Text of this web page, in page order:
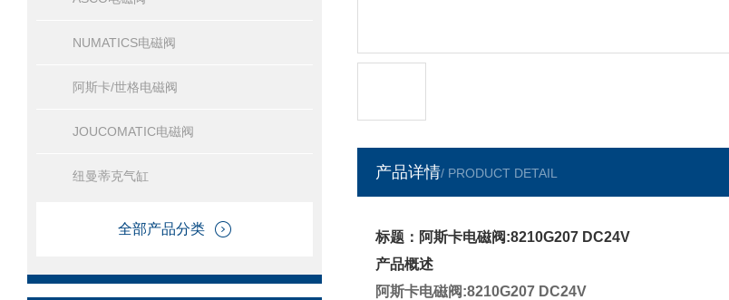
NUMATICS电磁阀
阿斯卡/世格电磁阀
JOUCOMATIC电磁阀
纽曼蒂克气缸
全部产品分类
产品详情/ PRODUCT DETAIL
标题：阿斯卡电磁阀:8210G207 DC24V
产品概述
阿斯卡电磁阀:8210G207 DC24V